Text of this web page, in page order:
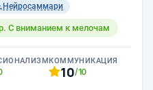
Нейросаммари
С вниманием к мелочам
КОММУНИКАЦИЯ
10/10